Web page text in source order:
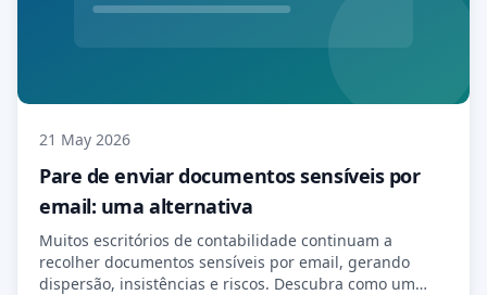
21 May 2026
Pare de enviar documentos sensíveis por
email: uma alternativa
Muitos escritórios de contabilidade continuam a
recolher documentos sensíveis por email, gerando
dispersão, insistências e riscos. Descubra como um